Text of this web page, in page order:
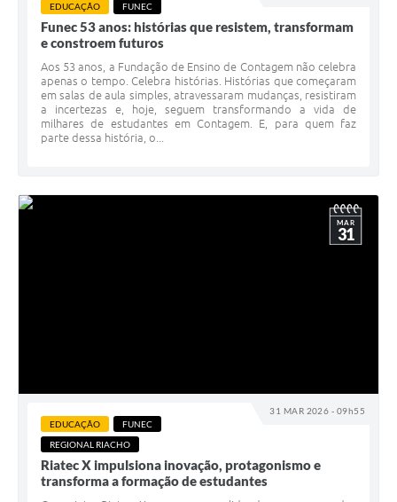
EDUCAÇÃO FUNEC
Funec 53 anos: histórias que resistem, transformam
e constroem futuros
Aos 53 anos, a Fundação de Ensino de Contagem não celebra
apenas o tempo. Celebra histórias. Histórias que começaram
em salas de aula simples, atravessaram mudanças, resistiram
a incertezas e, hoje, seguem transformando a vida de
milhares de estudantes em Contagem. E, para quem faz
parte dessa história, o...
31 MAR 2026 - 09h55
MAR
31
EDUCAÇÃO
FUNEC
REGIONAL RIACHO
Riatec X impulsiona inovação, protagonismo e
transforma a formação de estudantes